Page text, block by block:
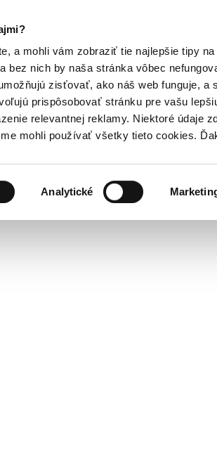
a mohli vám zobraziť tie najlepšie tipy na
bez nich by naša stránka vôbec
zisťovať, ako náš web funguje, a
prispôsobovať stránku pre vašu
relevantnej reklamy. Niektoré údaje
mohli používať všetky tieto cookies.
Analytické